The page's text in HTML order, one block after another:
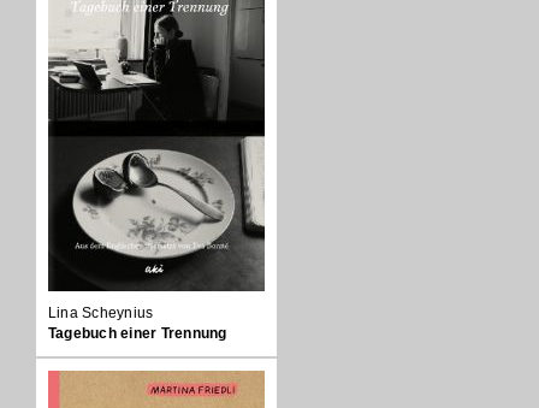
Lina Scheynius
Tagebuch einer Trennung